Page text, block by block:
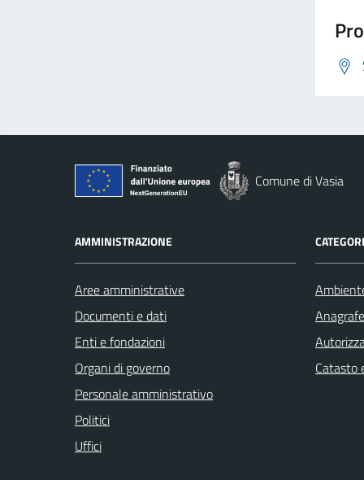
Comune di Vasia
AMMINISTRAZIONE
Aree amministrative
Documenti e dati
Enti e fondazioni
Organi di governo
Personale amministrativo
Politici
Uffici
Catasto